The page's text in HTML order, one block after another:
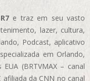
R7e traz em seu vasto
lazer, cultura,
Podcast, aplicativo
em Orlando,
(BRTVMAX – canal
afiliada da CNN no canal